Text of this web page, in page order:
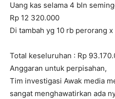
Uang kas selama 4 bln
Rp 12 320.000
Di tambah yg 10 rb perorang
Total keseluruhan : Rp
Anggaran untuk perpisahan,
Tim investigasi Awak media
sangat menghawatirkan ada